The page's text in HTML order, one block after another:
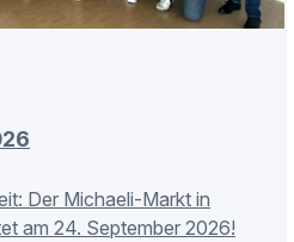
Der Michaeli-Markt in
am 24. September 2026!